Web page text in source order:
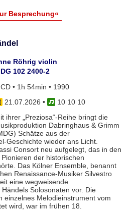
Besprechung«
Röhrig violin
102 2400-2
• 1h 54min • 1990
21.07.2026 •
10 10 10
ihrer „Preziosa“-Reihe bringt die
Dabringhaus & Grimm
Schätze aus der
Geschichte wieder ans Licht.
Consort neu aufgelegt, das in den
der historischen
Das Kölner Ensemble, benannt
Renaissance-Musiker Silvestro
eine wegweisende
Solosonaten vor. Die
einzelnes Melodieinstrument vom
wird, war im frühen 18.